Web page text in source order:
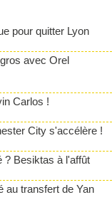
pour quitter Lyon
avec Orel
Carlos !
City s'accélère !
? Besiktas à l'affût
au transfert de Yan